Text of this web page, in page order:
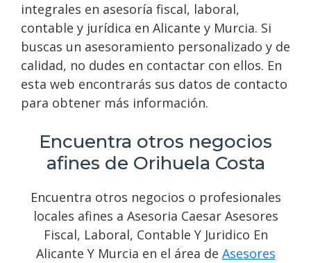
integrales en asesoría fiscal, laboral,
contable y jurídica en Alicante y Murcia. Si
buscas un asesoramiento personalizado y de
calidad, no dudes en contactar con ellos. En
esta web encontrarás sus datos de contacto
para obtener más información.
Encuentra otros negocios
afines de Orihuela Costa
Encuentra otros negocios o profesionales
locales afines a Asesoria Caesar Asesores
Fiscal, Laboral, Contable Y Juridico En
Alicante Y Murcia en el área de Asesores